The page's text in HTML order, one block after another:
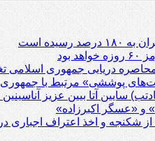
است
بود
پوششی» مرتبط با
سایین آتا بیین عزیز
و «عسگر اکبرزاده»
شکنجه و اخذ اعتراف اجباری